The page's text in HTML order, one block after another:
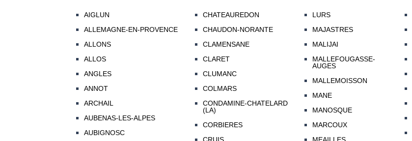
AIGLUN
ALLEMAGNE-EN-PROVENCE
ALLONS
ALLOS
ANGLES
ANNOT
ARCHAIL
AUBENAS-LES-ALPES
AUBIGNOSC
CHATEAUREDON
CHAUDON-NORANTE
CLAMENSANE
CLARET
CLUMANC
COLMARS
CONDAMINE-CHATELARD
(LA)
CORBIERES
LURS
MAJASTRES
MALIJAI
MALLEFOUGASSE-
AUGES
MALLEMOISSON
MANE
MANOSQUE
MARCOUX